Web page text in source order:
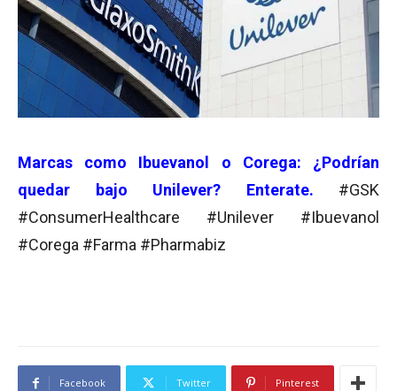
Marcas como Ibuevanol o Corega: ¿Podrían
quedar bajo Unilever? Enterate.
#GSK
#ConsumerHealthcare #Unilever #Ibuevanol
#Corega #Farma #Pharmabiz
Facebook Twitter Pinterest